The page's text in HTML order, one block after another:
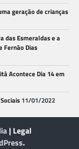
geração de crianças
das Esmeraldas e a
Fernão Dias
Acontece Dia 14 em
11/01/2022
| Legal
.